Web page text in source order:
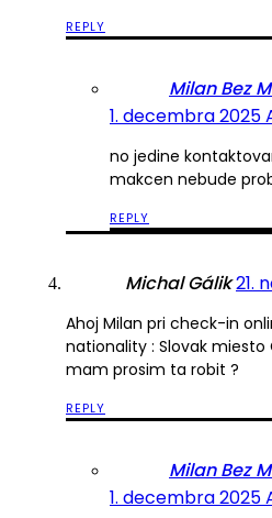
REPLY
Milan Bez
1. decembra 2025
no jedine
makcen nebude
REPLY
Michal Gálik21.
Ahoj Milan pri check-in
nationality : Slovak
mam prosim ta robit ?
REPLY
Milan Bez
1. decembra 2025